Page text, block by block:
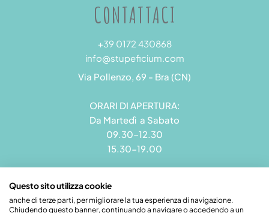
CONTATTACI
+39 0172 430868
info@stupeficium.com
Via Pollenzo, 69 - Bra (CN)
ORARI DI APERTURA:
Da Martedì a Sabato
09.30-12.30
15.30-19.00
Questo sito utilizza cookie
anche di terze parti, per migliorare la tua esperienza di navigazione.
Chiudendo questo banner, continuando a navigare o accedendo a un